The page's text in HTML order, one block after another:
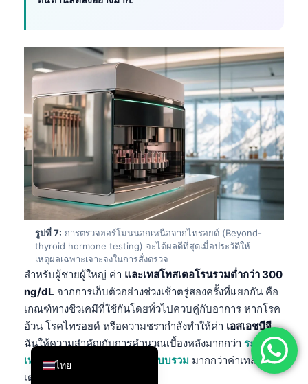
รูปที่ 7: การตรวจฮอร์โมนนอกเหนือจากไทรอยด์ (Beyond-
thyroid hormone testing) จะได้ผลดีที่สุดเมื่อประวัติให้
เหตุผลเฉพาะเจาะจงในการสั่งตรวจ
สำหรับผู้ชายผู้ใหญ่ ค่า และเทสโทสเตอโรนรวมต่ำกว่า 300
ng/dL จากการเก็บตัวอย่างช่วงเช้าตรู่สองครั้งที่แยกกัน คือ
เกณฑ์ทางชีวเคมีที่ใช้กันโดยทั่วไปควบคู่กับอาการ หากโรค
อ้วน โรคไทรอยด์ หรือความชรากำลังทำให้ค่า เอสเอชบีจี,
ฉันให้ความสำคัญกับการคำนวณเบื้องหลังมากกว่า ระหว่าง
เทสโทสเตอโรนแบบอิสระกับแบบรวม มากกว่าค่าเทสโทส
เตอโรนรวมเพียงอย่างเดียว.
ไทย
English
Deutsch
العربية
Français
עִבְרִית
Italiano
Español
Português
Ελληνικά
Türkçe
Română
简体中文
فارسی
Български